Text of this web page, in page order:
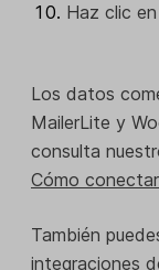
Haz clic en
Los datos
MailerLite y
consulta
Cómo
También
integraciones